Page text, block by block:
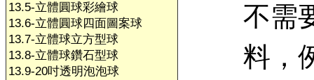
13.5-立體圓球彩繪球
13.6-立體圓球四面圖案球
13.7-立體球立方型球
13.8-立體球鑽石型球
13.9-20吋透明泡泡球
不需
料，